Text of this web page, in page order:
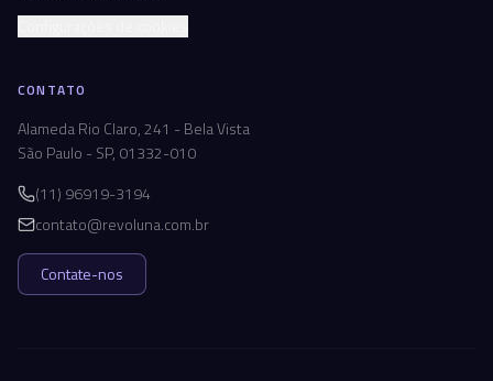
CONTATO
Alameda Rio Claro, 241 - Bela Vista
São Paulo - SP, 01332-010
(11) 96919-3194
contato@revoluna.com.br
Contate-nos